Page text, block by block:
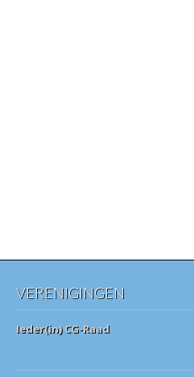
VERENIGINGEN
Ieder(in) CG-Raad